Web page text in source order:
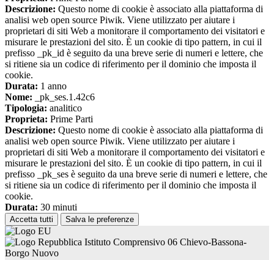
Descrizione: Questo nome di cookie è associato alla piattaforma di
analisi web open source Piwik. Viene utilizzato per aiutare i
proprietari di siti Web a monitorare il comportamento dei visitatori e
misurare le prestazioni del sito. È un cookie di tipo pattern, in cui il
prefisso _pk_id è seguito da una breve serie di numeri e lettere, che
si ritiene sia un codice di riferimento per il dominio che imposta il
cookie.
Durata: 1 anno
Nome: _pk_ses.1.42c6
Tipologia: analitico
Proprieta: Prime Parti
Descrizione: Questo nome di cookie è associato alla piattaforma di
analisi web open source Piwik. Viene utilizzato per aiutare i
proprietari di siti Web a monitorare il comportamento dei visitatori e
misurare le prestazioni del sito. È un cookie di tipo pattern, in cui il
prefisso _pk_ses è seguito da una breve serie di numeri e lettere, che
si ritiene sia un codice di riferimento per il dominio che imposta il
cookie.
Durata: 30 minuti
Accetta tutti Salva le preferenze
Istituto Comprensivo 06 Chievo-Bassona-
Borgo Nuovo